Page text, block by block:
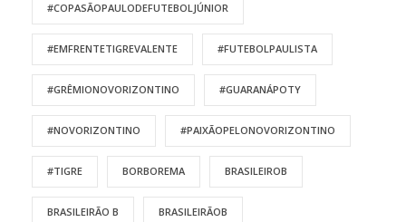
#COPASÃOPAULODEFUTEBOLJÚNIOR
#EMFRENTETIGREVALENTE #FUTEBOLPAULISTA
#GRÊMIONOVORIZONTINO #GUARANÁPOTY
#NOVORIZONTINO #PAIXÃOPELONOVORIZONTINO
#TIGRE BORBOREMA BRASILEIROB
BRASILEIRÃO B BRASILEIRÃOB